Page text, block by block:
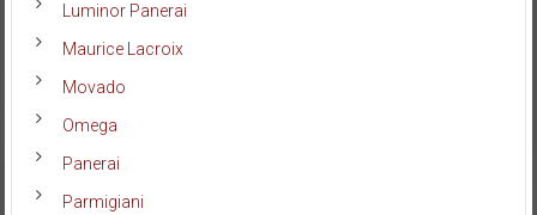
Luminor Panerai
Maurice Lacroix
Movado
Omega
Panerai
Parmigiani